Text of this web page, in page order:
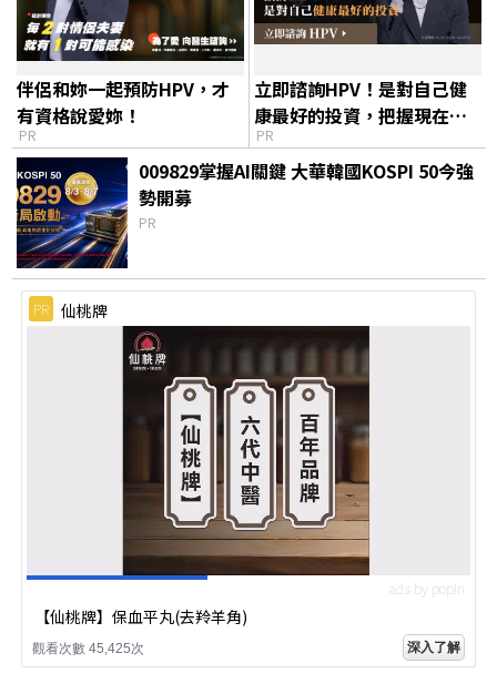
伴侶和妳一起預防HPV，才
有資格說愛妳！
PR
立即諮詢HPV！是對自己健
康最好的投資，把握現在不
嫌晚！
PR
009829掌握AI關鍵 大華韓國KOSPI 50今強
勢開募
PR
PR 仙桃牌
ads by popIn
【仙桃牌】保血平丸(去羚羊角)
觀看次數 45,425次 深入了解